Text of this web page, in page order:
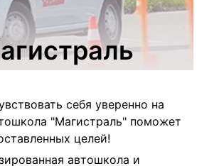
себя уверенно на
"Магистраль" поможет
целей!
автошкола и